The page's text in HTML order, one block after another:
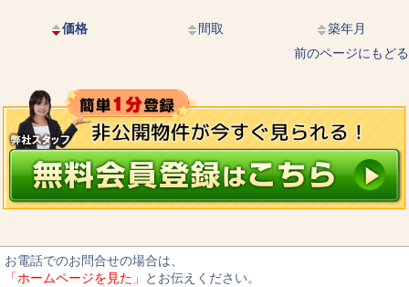
価格 間取
築年月
前のページにもどる
お電話でのお問合せの場合は、
「ホームページを見た」 とお伝えください。